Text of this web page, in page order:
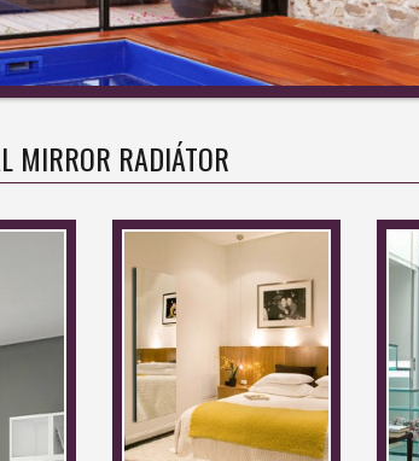
MIRROR RADIÁTOR